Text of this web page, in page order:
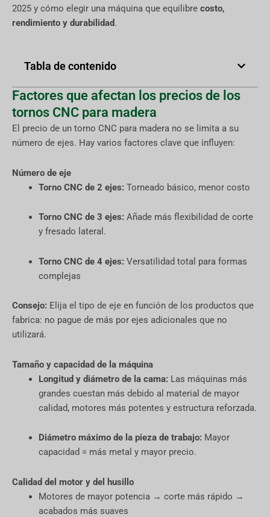
2025 y cómo elegir una máquina que equilibre costo,
rendimiento y durabilidad.
Tabla de contenido
Factores que afectan los precios de los
tornos CNC para madera
El precio de un torno CNC para madera no se limita a su
número de ejes. Hay varios factores clave que influyen:
Número de eje
Torno CNC de 2 ejes:Torneado básico, menor costo
Torno CNC de 3 ejes:Añade más flexibilidad de corte
y fresado lateral.
Torno CNC de 4 ejes:Versatilidad total para formas
complejas
Consejo: Elija el tipo de eje en función de los productos que
fabrica: no pague de más por ejes adicionales que no
utilizará.
Tamaño y capacidad de la máquina
Longitud y diámetro de la cama:Las máquinas más
grandes cuestan más debido al material de mayor
calidad, motores más potentes y estructura reforzada.
Diámetro máximo de la pieza de trabajo:Mayor
capacidad = más metal y mayor precio.
Calidad del motor y del husillo
Motores de mayor potencia → corte más rápido →
acabados más suaves